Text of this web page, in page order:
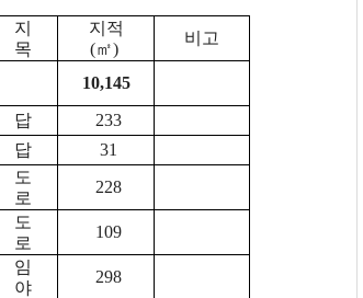
지
목
지적
(㎡)
비고
10,145
답
233
답
31
도
로
228
도
로
109
임
야
298